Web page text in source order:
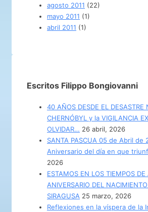
agosto 2011 (22)
mayo 2011 (1)
abril 2011 (1)
Escritos Filippo Bongiovanni
40 AÑOS DESDE EL DESASTRE
CHERNÓBYL y la VIGILANCIA
OLVIDAR… 26 abril, 2026
SANTA PASCUA 05 de Abril de
Aniversario del día en que
2026
ESTAMOS EN LOS TIEMPOS
ANIVERSARIO DEL
SIRAGUSA 25 marzo, 2026
Reflexiones en la víspera de la